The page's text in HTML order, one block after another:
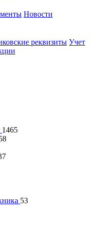
Новости
реквизиты Учет
1465
53